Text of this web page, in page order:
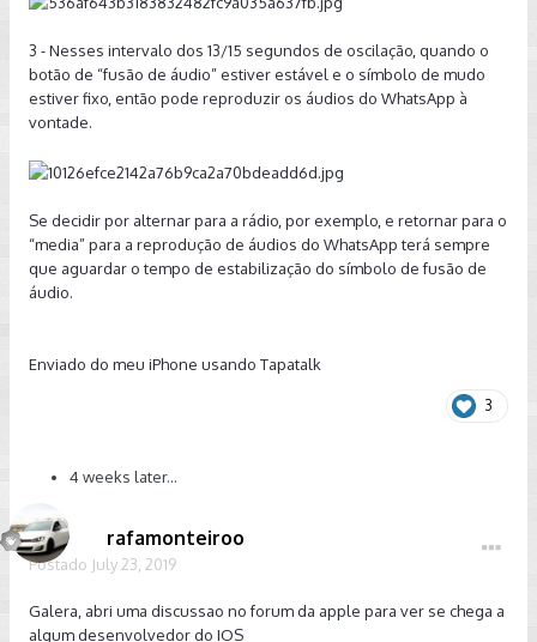
3 - Nesses intervalo dos 13/15 segundos de oscilação, quando o
botão de “fusão de áudio” estiver estável e o símbolo de mudo
estiver fixo, então pode reproduzir os áudios do WhatsApp à
vontade.
Se decidir por alternar para a rádio, por exemplo, e retornar para o
“media” para a reprodução de áudios do WhatsApp terá sempre
que aguardar o tempo de estabilização do símbolo de fusão de
áudio.
Enviado do meu iPhone usando Tapatalk
3
4 weeks later...
rafamonteiroo
Postado July 23, 2019
Galera, abri uma discussao no forum da apple para ver se chega a
algum desenvolvedor do IOS